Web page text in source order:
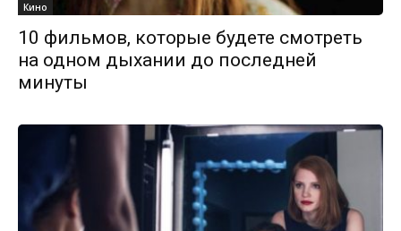
Кино
10 фильмов, которые будете смотреть
на одном дыхании до последней
минуты